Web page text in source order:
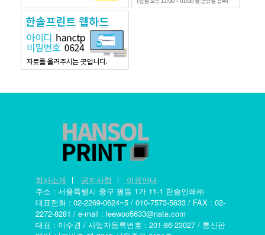
회사소개 ㅣ 공지사항 ㅣ
이용안내
주소 : 서울특별시 중구 필동 1가 11-1 한솔인쇄㈜
대표전화 : 02-2269-0624~5 / 010-7573-5633 / FAX : 02-
2272-8281 / e-mail : leewoo5633@nate.com
대표 : 이수경 / 사업자등록번호 : 201-86-23027 / 통신판